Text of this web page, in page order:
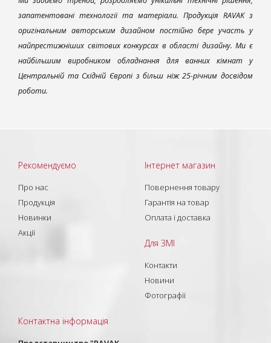
запатентовані технології та матеріали. Продукція RAVAK з
оригінальним авторським дизайном постійно бере участь у
найпрестижніших світових конкурсах в області дизайну. Ми є
найбільшим виробником обладнання для ванних кімнат у
Центральній та Східній Європі з більш ніж 25-річним досвідом
роботи.
Рекомендуємо
Про нас
Продукція
Новинки
Акції
Інтернет магазин
Повернення товару
Гарантія на товар
Оплата і доставка
Для ЗМІ
Контакти
Новини
Фотографії
Контактна інформація